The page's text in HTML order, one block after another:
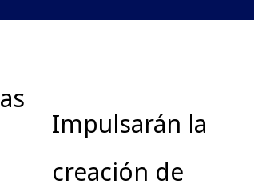
Impulsarán la
creación de